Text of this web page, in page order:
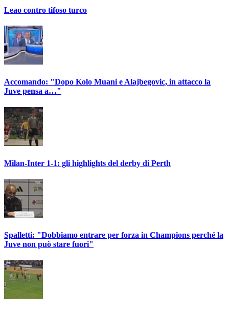
Leao contro tifoso turco
Accomando: "Dopo Kolo Muani e Alajbegovic, in attacco la
Juve pensa a…"
Milan-Inter 1-1: gli highlights del derby di Perth
Spalletti: "Dobbiamo entrare per forza in Champions perché la
Juve non può stare fuori"